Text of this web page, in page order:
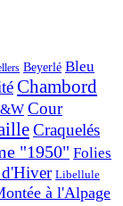
Beyerlé Bleu
Chambord
Cour
Craquelés
"1950" Folies
Libellule
à l'Alpage